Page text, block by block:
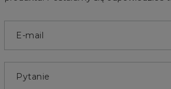
E-mail
Pytanie